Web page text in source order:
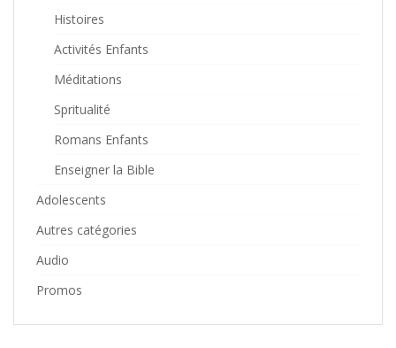
Histoires
Activités Enfants
Méditations
Spritualité
Romans Enfants
Enseigner la Bible
Adolescents
Autres catégories
Audio
Promos